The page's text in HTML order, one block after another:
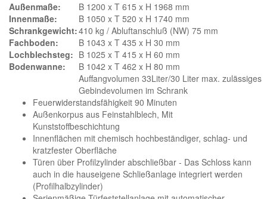
Außenmaße:
B 1200 x T 615 x H 1968 mm
Innenmaße:
B 1050 x T 520 x H 1740 mm
Schrankgewicht:410 kg / Abluftanschluß (NW) 75 mm
Fachboden:
B 1043 x T 435 x H 30 mm
Lochblechsteg: B 1025 x T 415 x H 60 mm
Bodenwanne:
B 1042 x T 462 x H 80 mm
Auffangvolumen 33Liter/30 Liter max. zulässiges
Gebindevolumen im Schrank
Feuerwiderstandsfähigkeit 90 Minuten
Außenkorpus aus Feinstahlblech, Mit
Kunststoffbeschichtung
Innenflächen mit chemisch hochbeständiger, schlag- und
kratzfester Oberfläche
Türen über Profilzylinder abschließbar - Das Schloss kann
auch in die hauseigene Schließanlage integriert werden
(Profilhalbzylinder)